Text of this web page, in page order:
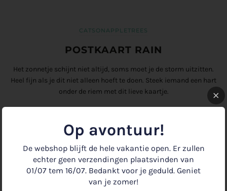
CATSONAPPLETREES
POSTKAART RAIN
Het zonnetje schijnt niet altijd, soms moet je de storm uitzitten.
Heel fijn als je dit niet alleen hoeft te doen. Steek iemand een hart
onder de riem met dit lieve kaartje.
UITVERKOCHT • €1.50
Op avontuur!
De webshop blijft de hele vakantie open. Er zullen
echter geen verzendingen plaatsvinden van
01/07 tem 16/07. Bedankt voor je geduld. Geniet
van je zomer!